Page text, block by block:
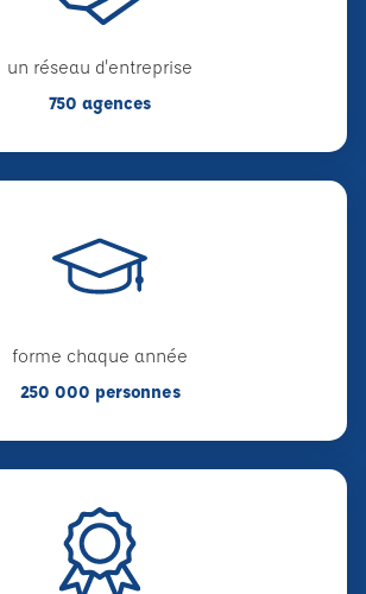
un réseau d'entreprise
750 agences
forme chaque année
250 000 personnes